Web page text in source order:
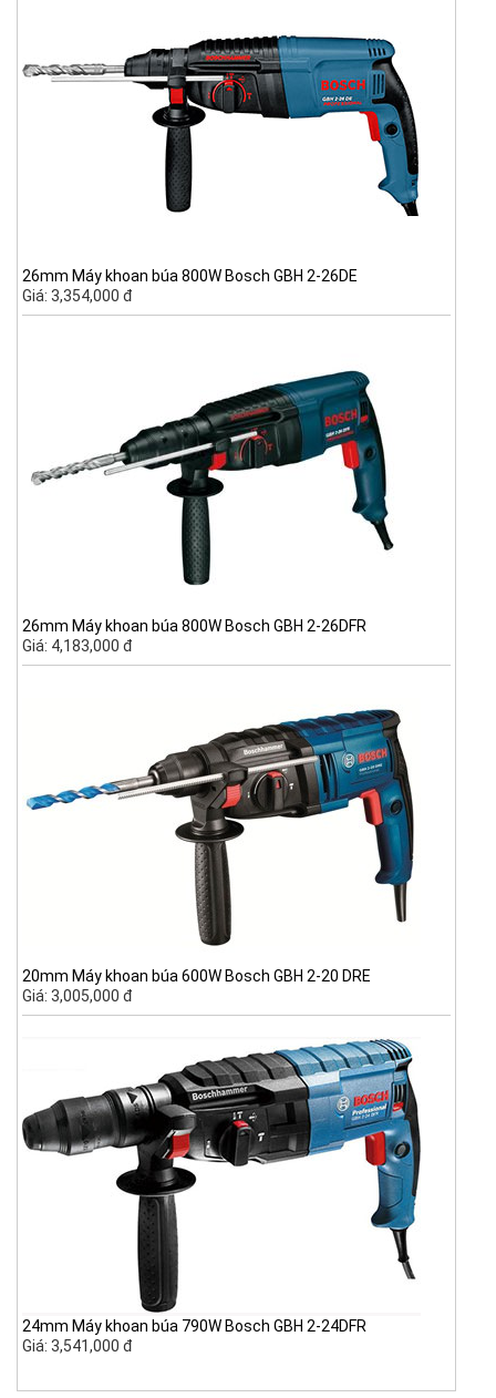
26mm Máy khoan búa 800W Bosch GBH 2-26DE
Giá: 3,354,000 đ
26mm Máy khoan búa 800W Bosch GBH 2-26DFR
Giá: 4,183,000 đ
20mm Máy khoan búa 600W Bosch GBH 2-20 DRE
Giá: 3,005,000 đ
24mm Máy khoan búa 790W Bosch GBH 2-24DFR
Giá: 3,541,000 đ